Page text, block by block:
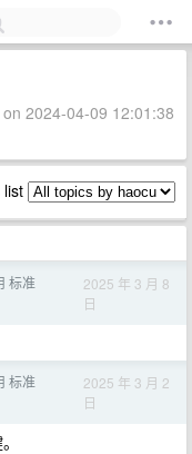
2024-04-09 12:01:38
list
标准
2025 年 3 月 8
日
标准
2025 年 3 月 2
日